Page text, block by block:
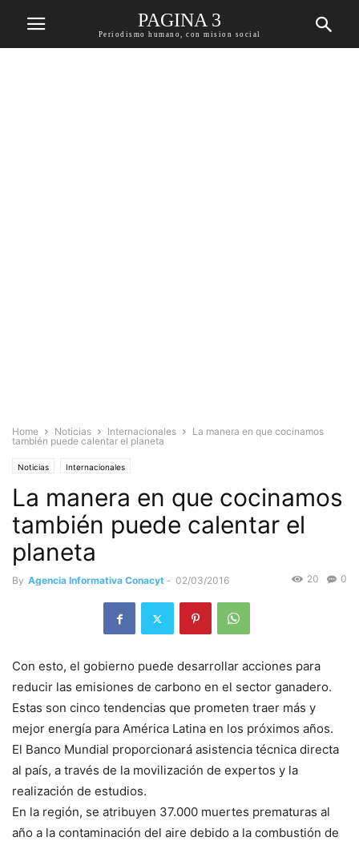
PAGINA 3
Periodismo humano, con mision social
Home Noticias Internacionales
La manera en que cocinamos
también puede calentar el planeta
Noticias Internacionales
La manera en que cocinamos
también puede calentar el
planeta
By Agencia Informativa Conacyt - 02/03/2016 0
20
Con esto, el gobierno puede desarrollar acciones para
reducir las emisiones de carbono en el sector ganadero.
Estas son cinco tendencias que prometen traer más y
mejor energía para América Latina en los próximos años.
El Banco Mundial proporcionará asistencia técnica directa
al país, a través de la movilización de expertos y la
realización de estudios.
En la región, se atribuyen 37.000 muertes prematuras al
año a la contaminación del aire debido a la combustión de